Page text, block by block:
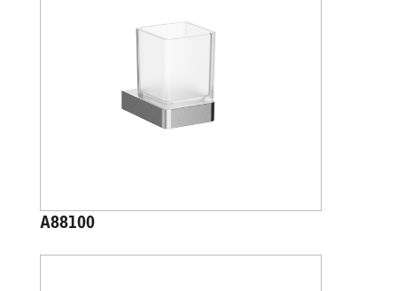
A88100